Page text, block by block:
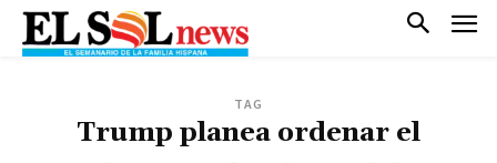
TAG
Trump planea ordenar el